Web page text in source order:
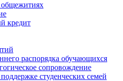
кредит
распорядка обучающихся
сопровождение
студенческих семей